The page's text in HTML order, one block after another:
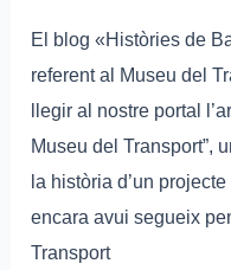
El blog «Històries de
referent al Museu del
llegir al nostre portal
Museu del Transport”,
la història d’un
encara avui segueix
Transport